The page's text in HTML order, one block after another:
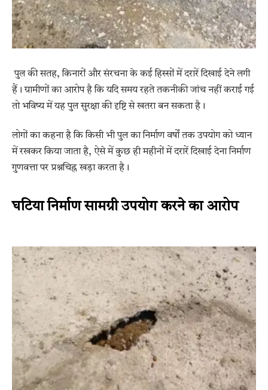
पुल की सतह, किनारों और संरचना के कई हिस्सों में दरारें दिखाई देने लगी
हैं। ग्रामीणों का आरोप है कि यदि समय रहते तकनीकी जांच नहीं कराई गई
तो भविष्य में यह पुल सुरक्षा की दृष्टि से खतरा बन सकता है।
लोगों का कहना है कि किसी भी पुल का निर्माण वर्षों तक उपयोग को ध्यान
में रखकर किया जाता है, ऐसे में कुछ ही महीनों में दरारें दिखाई देना निर्माण
गुणवत्ता पर प्रश्नचिह्न खड़ा करता है।
घटिया निर्माण सामग्री उपयोग करने का आरोप